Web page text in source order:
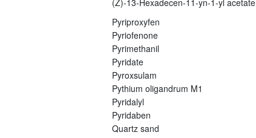
Pyriproxyfen
Pyriofenone
Pyrimethanil
Pyridate
Pyroxsulam
Pythium oligandrum M1
Pyridalyl
Pyridaben
Quartz sand